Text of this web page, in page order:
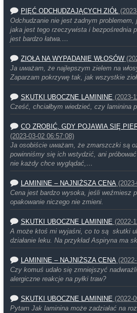
PIĘĆ ODCHUDZAJĄCYCH ZIÓŁ
Odchudzanie nie jest żadnym problemem,
jaka jest tego rzeczywista i bezpośrednia
jest bardzo łatwa.…
ZIOŁA NA WYPADANIE WŁOSÓW
Ja uważam, że najlepszym zielem na
Zaparzam pokrzywę tak, jak wszystkie
SKUTKI UBOCZNE LAMININE (2023-
Cześć, chciałbym wiedzieć, czy laminina
CO ZROBIĆ, GDY POJAWIA SIĘ
(2023-03-02 06:57:08)
Ja osobiście uważam, że zmarszczki są
powinniśmy się ich wstydzić, ani
nie każdy chce wyglądać,…
LAMININE – NAJNIŻSZA CENA
Cena jest bardzo wysoka, jeśli weźmiesz
opakowanie niczego nie zmieni.
SKUTKI UBOCZNE LAMININE (2022-
A może ktoś mi wyjaśni, co to są skutki
działanie leku. Na przykład Aspiryna ma
LAMININE – NAJNIŻSZA CENA
Czy komuś udało się zmniejszyć
alergiczne reakcje na pyłki traw?
SKUTKI UBOCZNE LAMININE (2022-
Pytam Jak laminina może zadziałać na